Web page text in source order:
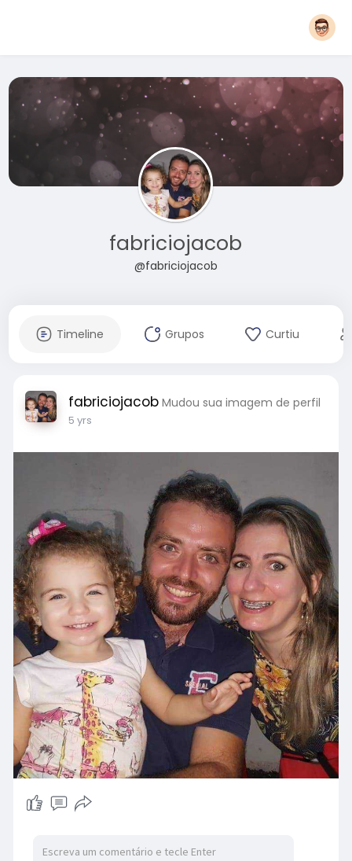
fabriciojacob
@fabriciojacob
Timeline Grupos Curtiu
fabriciojacob Mudou sua imagem de perfil
5 yrs